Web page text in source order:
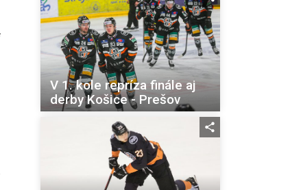
V 1. kole repríza finále aj
derby Košice - Prešov